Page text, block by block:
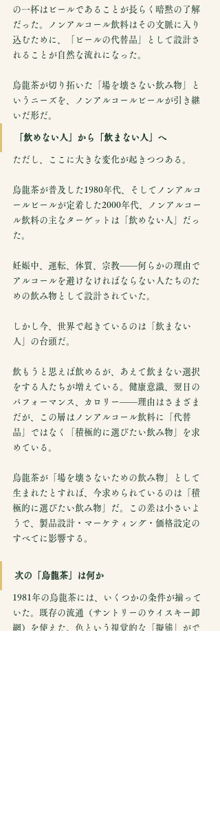
の一杯はビールであることが長らく暗黙の了解
だった。ノンアルコール飲料はその文脈に入り
込むために、「ビールの代替品」として設計さ
れることが自然な流れになった。
烏龍茶が切り拓いた「場を壊さない飲み物」と
いうニーズを、ノンアルコールビールが引き継
いだ形だ。
「飲めない人」から「飲まない人」へ
ただし、ここに大きな変化が起きつつある。
烏龍茶が普及した1980年代、そしてノンアルコ
ールビールが定着した2000年代、ノンアルコー
ル飲料の主なターゲットは「飲めない人」だっ
た。
妊娠中、運転、体質、宗教——何らかの理由で
アルコールを避けなければならない人たちのた
めの飲み物として設計されていた。
しかし今、世界で起きているのは「飲まない
人」の台頭だ。
飲もうと思えば飲めるが、あえて飲まない選択
をする人たちが増えている。健康意識、翌日の
パフォーマンス、カロリー——理由はさまざま
だが、この層はノンアルコール飲料に「代替
品」ではなく「積極的に選びたい飲み物」を求
めている。
烏龍茶が「場を壊さないための飲み物」として
生まれたとすれば、今求められているのは「積
極的に選びたい飲み物」だ。この差は小さいよ
うで、製品設計・マーケティング・価格設定の
すべてに影響する。
次の「烏龍茶」は何か
1981年の烏龍茶には、いくつかの条件が揃って
いた。既存の流通（サントリーのウイスキー卸
網）を使えた。色という視覚的な「擬態」がで